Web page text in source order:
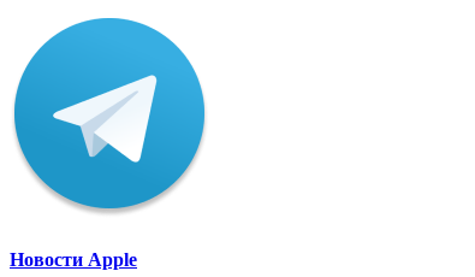
Новости Apple